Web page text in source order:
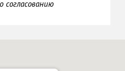
согласованию